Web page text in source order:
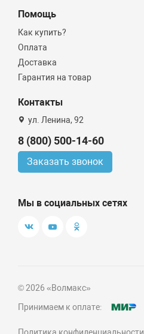
Помощь
Как купить?
Оплата
Доставка
Гарантия на товар
Контакты
ул. Ленина, 92
8 (800) 500-14-60
Заказать звонок
Мы в социальных сетях
© 2026 «Волмакс»
Принимаем к оплате: